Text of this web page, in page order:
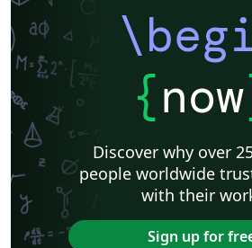
{now
Discover why over
people worldwide
with their
Sign up for